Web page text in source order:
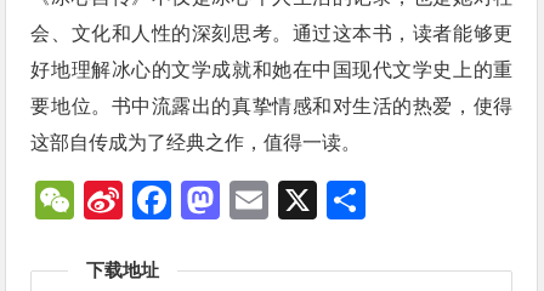
会、文化和人性的深刻思考。通过这本书，读者能够更
好地理解冰心的文学成就和她在中国现代文学史上的重
要地位。书中流露出的真挚情感和对生活的热爱，使得
这部自传成为了经典之作，值得一读。
WeChat
SinaFacebook
Mastodon
Email
X
下载地址